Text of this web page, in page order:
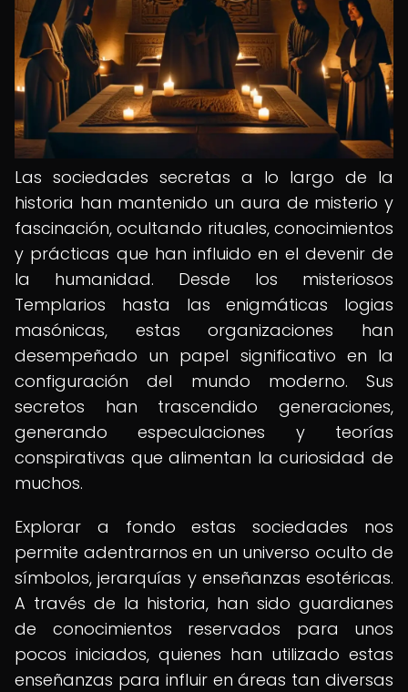
Las sociedades secretas a lo largo de la
historia han mantenido un aura de misterio y
fascinación, ocultando rituales, conocimientos
y prácticas que han influido en el devenir de
la humanidad. Desde los misteriosos
Templarios hasta las enigmáticas logias
masónicas, estas organizaciones han
desempeñado un papel significativo en la
configuración del mundo moderno. Sus
secretos han trascendido generaciones,
generando especulaciones y teorías
conspirativas que alimentan la curiosidad de
muchos.
Explorar a fondo estas sociedades nos
permite adentrarnos en un universo oculto de
símbolos, jerarquías y enseñanzas esotéricas.
A través de la historia, han sido guardianes
de conocimientos reservados para unos
pocos iniciados, quienes han utilizado estas
enseñanzas para influir en áreas tan diversas